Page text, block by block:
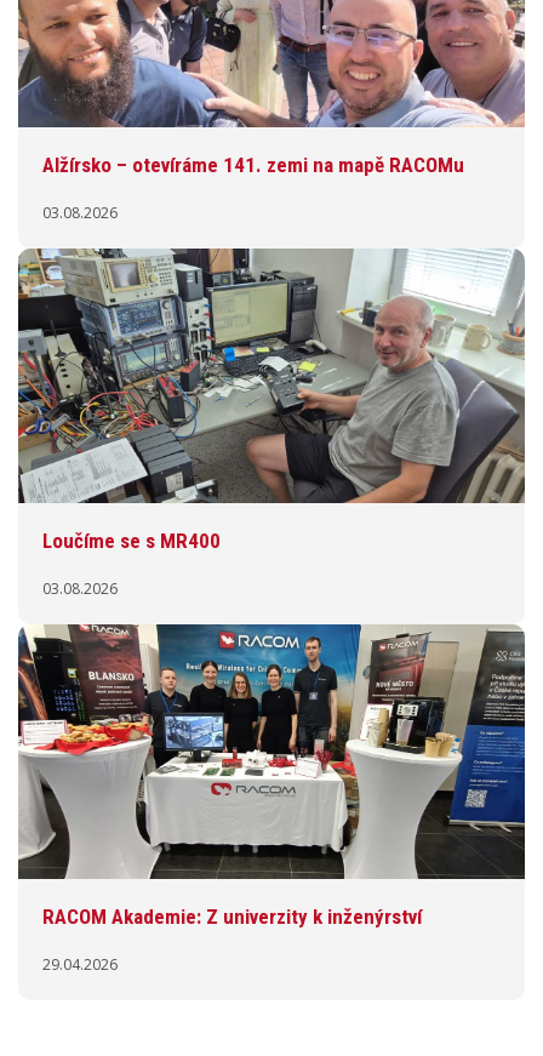
Alžírsko – otevíráme 141. zemi na mapě RACOMu
03.08.2026
Loučíme se s MR400
03.08.2026
RACOM Akademie: Z univerzity k inženýrství
29.04.2026